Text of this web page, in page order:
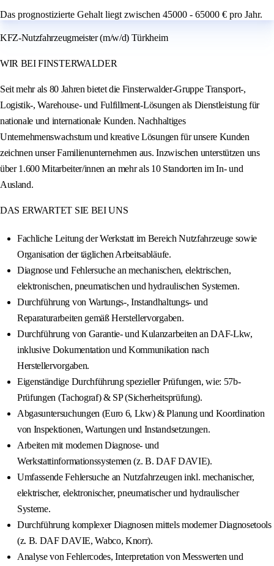
Das prognostizierte Gehalt liegt zwischen 45000 - 65000 € pro Jahr.
KFZ-Nutzfahrzeugmeister (m/w/d) Türkheim
WIR BEI FINSTERWALDER
Seit mehr als 80 Jahren bietet die Finsterwalder-Gruppe Transport-,
Logistik-, Warehouse- und Fulfillment-Lösungen als Dienstleistung für
nationale und internationale Kunden. Nachhaltiges
Unternehmenswachstum und kreative Lösungen für unsere Kunden
zeichnen unser Familienunternehmen aus. Inzwischen unterstützen uns
über 1.600 Mitarbeiter/innen an mehr als 10 Standorten im In- und
Ausland.
DAS ERWARTET SIE BEI UNS
Fachliche Leitung der Werkstatt im Bereich Nutzfahrzeuge sowie
Organisation der täglichen Arbeitsabläufe.
Diagnose und Fehlersuche an mechanischen, elektrischen,
elektronischen, pneumatischen und hydraulischen Systemen.
Durchführung von Wartungs-, Instandhaltungs- und
Reparaturarbeiten gemäß Herstellervorgaben.
Durchführung von Garantie- und Kulanzarbeiten an DAF-Lkw,
inklusive Dokumentation und Kommunikation nach
Herstellervorgaben.
Eigenständige Durchführung spezieller Prüfungen, wie: 57b-
Prüfungen (Tachograf) & SP (Sicherheitsprüfung).
Abgasuntersuchungen (Euro 6, Lkw) & Planung und Koordination
von Inspektionen, Wartungen und Instandsetzungen.
Arbeiten mit modernen Diagnose- und
Werkstattinformationssystemen (z. B. DAF DAVIE).
Umfassende Fehlersuche an Nutzfahrzeugen inkl. mechanischer,
elektrischer, elektronischer, pneumatischer und hydraulischer
Systeme.
Durchführung komplexer Diagnosen mittels moderner Diagnosetools
(z. B. DAF DAVIE, Wabco, Knorr).
Analyse von Fehlercodes, Interpretation von Messwerten und